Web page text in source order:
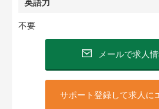
英語力
不要
メールで求人
サポート登録して求人に